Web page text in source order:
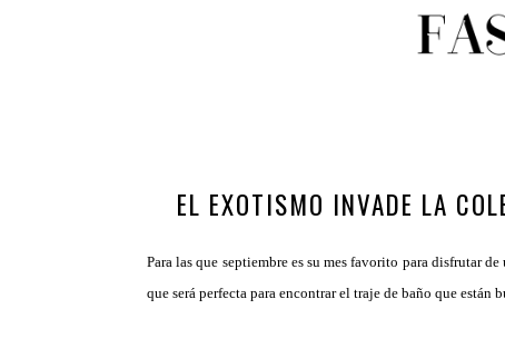
EL EXOTISMO INVADE LA
Para las que septiembre es su mes favorito para disfrutar
que será perfecta para encontrar el traje de baño que están